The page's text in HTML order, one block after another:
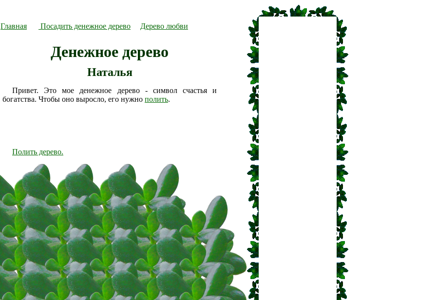
Главная Посадить денежное дерево Дерево любви
Денежное дерево
Наталья
Привет. Это мое денежное дерево - символ счастья и
богатства. Чтобы оно выросло, его нужно полить.
Полить дерево.